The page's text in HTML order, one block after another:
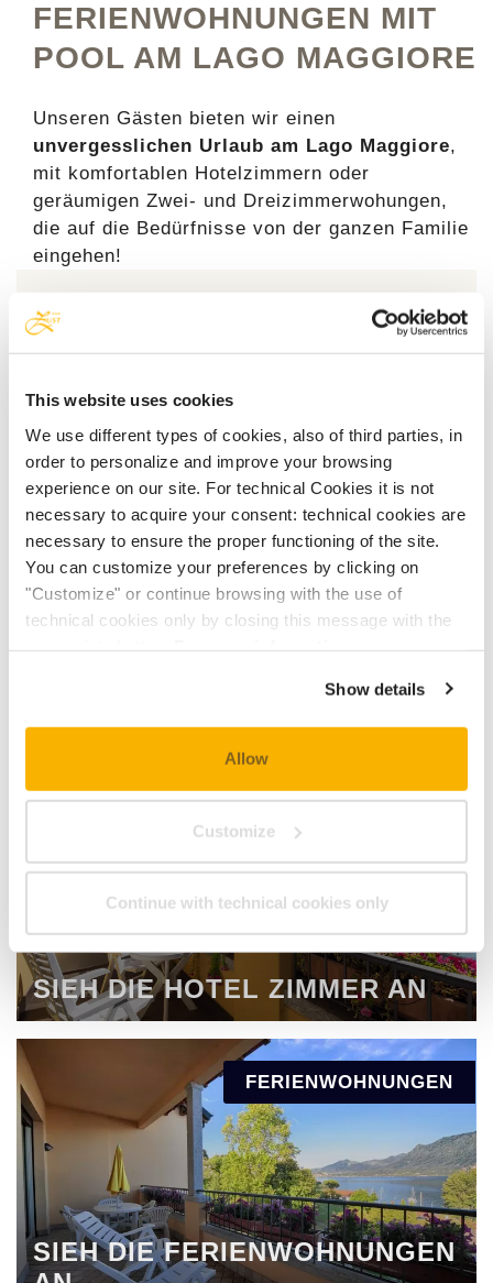
This website uses cookies
We use different types of cookies, also of third parties, in
order to personalize and improve your browsing
experience on our site. For technical Cookies it is not
necessary to acquire your consent: technical cookies are
necessary to ensure the proper functioning of the site.
You can customize your preferences by clicking on
"Customize" or continue browsing with the use of
technical cookies only by closing this message with the
Show details
Allow
Customize
Continue with technical cookies only
FERIENWOHNUNGEN MIT
POOL AM LAGO MAGGIORE
Unseren Gästen bieten wir einen
unvergesslichen Urlaub am Lago Maggiore,
mit komfortablen Hotelzimmern oder
geräumigen Zwei- und Dreizimmerwohungen,
die auf die Bedürfnisse von der ganzen Familie
eingehen!
UNSERE GESCHICHTE
HOTELZIMMER
SIEH DIE HOTEL ZIMMER AN
FERIENWOHNUNGEN
SIEH DIE FERIENWOHNUNGEN